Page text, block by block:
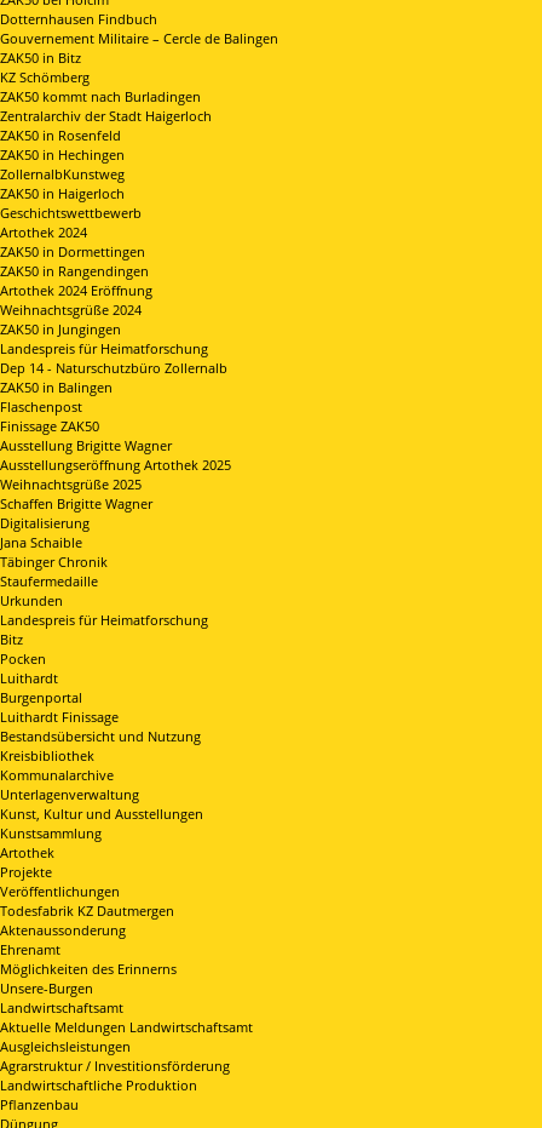
Dotternhausen Findbuch
Gouvernement Militaire – Cercle de Balingen
ZAK50 in Bitz
KZ Schömberg
ZAK50 kommt nach Burladingen
Zentralarchiv der Stadt Haigerloch
ZAK50 in Rosenfeld
ZAK50 in Hechingen
ZollernalbKunstweg
ZAK50 in Haigerloch
Geschichtswettbewerb
Artothek 2024
ZAK50 in Dormettingen
ZAK50 in Rangendingen
Artothek 2024 Eröffnung
Weihnachtsgrüße 2024
ZAK50 in Jungingen
Landespreis für Heimatforschung
Dep 14 - Naturschutzbüro Zollernalb
ZAK50 in Balingen
Flaschenpost
Finissage ZAK50
Ausstellung Brigitte Wagner
Ausstellungseröffnung Artothek 2025
Weihnachtsgrüße 2025
Schaffen Brigitte Wagner
Digitalisierung
Jana Schaible
Täbinger Chronik
Staufermedaille
Urkunden
Landespreis für Heimatforschung
Bitz
Pocken
Luithardt
Burgenportal
Luithardt Finissage
Bestandsübersicht und Nutzung
Kreisbibliothek
Kommunalarchive
Unterlagenverwaltung
Kunst, Kultur und Ausstellungen
Kunstsammlung
Artothek
Projekte
Veröffentlichungen
Todesfabrik KZ Dautmergen
Aktenaussonderung
Ehrenamt
Möglichkeiten des Erinnerns
Unsere-Burgen
Landwirtschaftsamt
Aktuelle Meldungen Landwirtschaftsamt
Ausgleichsleistungen
Agrarstruktur / Investitionsförderung
Landwirtschaftliche Produktion
Pflanzenbau
Düngung